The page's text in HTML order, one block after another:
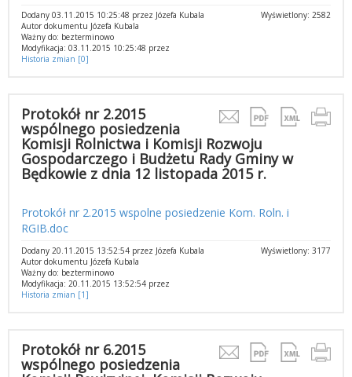
Wyświetlony: 2582
Dodany 03.11.2015 10:25:48 przez Józefa Kubala
Autor dokumentu Józefa Kubala
Ważny do: bezterminowo
Modyfikacja: 03.11.2015 10:25:48 przez
Historia zmian [0]
Protokół nr 2.2015
wspólnego posiedzenia
Komisji Rolnictwa i Komisji Rozwoju
Gospodarczego i Budżetu Rady Gminy w
Będkowie z dnia 12 listopada 2015 r.
Protokół nr 2.2015 wspolne posiedzenie Kom. Roln. i
RGIB.doc
Wyświetlony: 3177
Dodany 20.11.2015 13:52:54 przez Józefa Kubala
Autor dokumentu Józefa Kubala
Ważny do: bezterminowo
Modyfikacja: 20.11.2015 13:52:54 przez
Historia zmian [1]
Protokół nr 6.2015
wspólnego posiedzenia